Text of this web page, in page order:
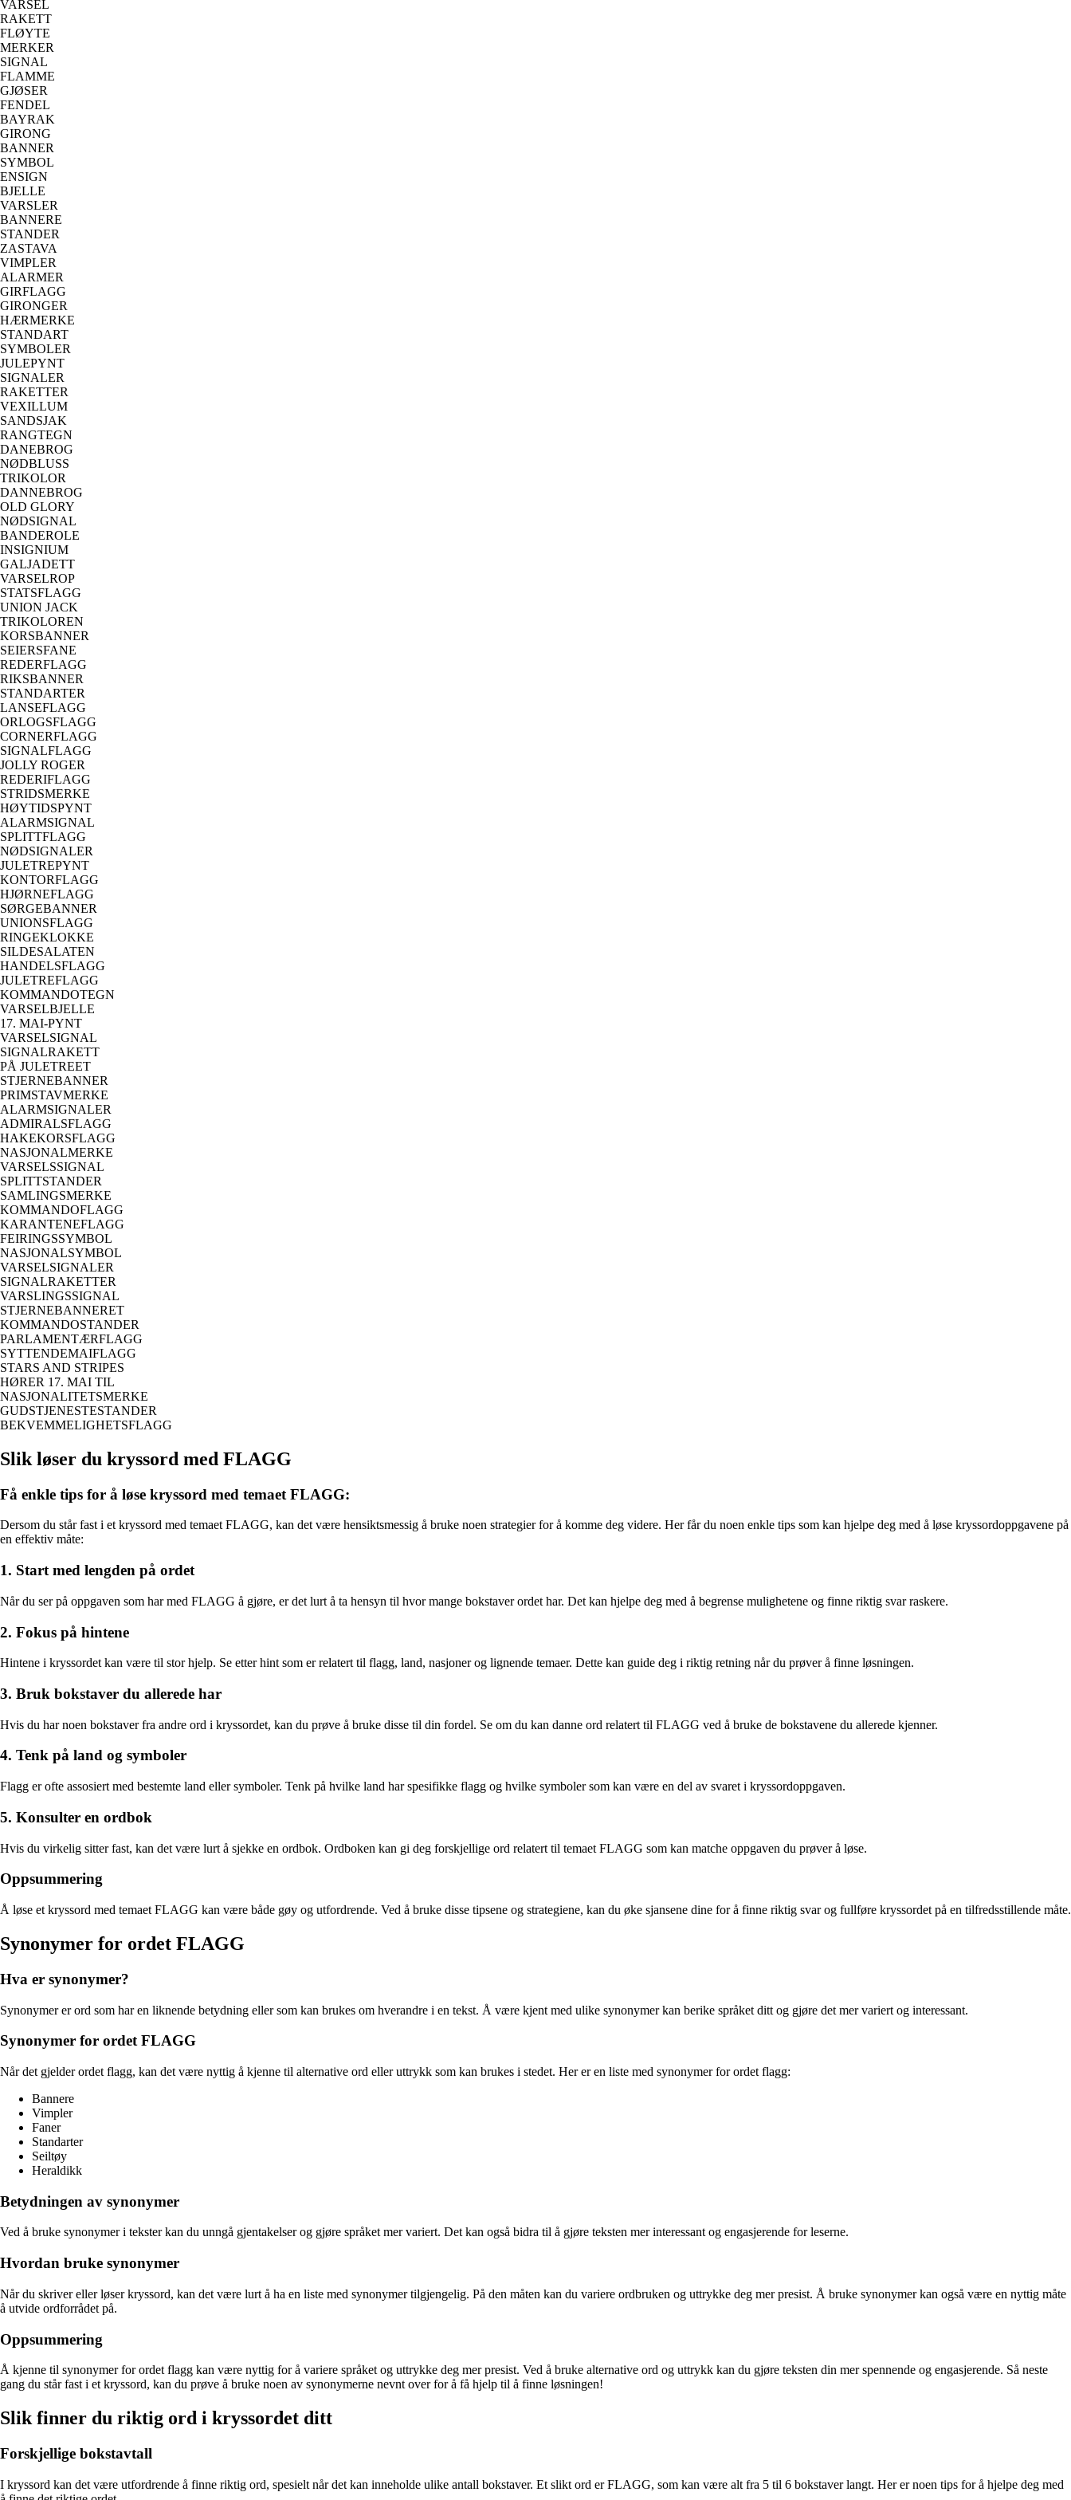
VARSEL
RAKETT
FLØYTE
MERKER
SIGNAL
FLAMME
GJØSER
FENDEL
BAYRAK
GIRONG
BANNER
SYMBOL
ENSIGN
BJELLE
VARSLER
BANNERE
STANDER
ZASTAVA
VIMPLER
ALARMER
GIRFLAGG
GIRONGER
HÆRMERKE
STANDART
SYMBOLER
JULEPYNT
SIGNALER
RAKETTER
VEXILLUM
SANDSJAK
RANGTEGN
DANEBROG
NØDBLUSS
TRIKOLOR
DANNEBROG
OLD GLORY
NØDSIGNAL
BANDEROLE
INSIGNIUM
GALJADETT
VARSELROP
STATSFLAGG
UNION JACK
TRIKOLOREN
KORSBANNER
SEIERSFANE
REDERFLAGG
RIKSBANNER
STANDARTER
LANSEFLAGG
ORLOGSFLAGG
CORNERFLAGG
SIGNALFLAGG
JOLLY ROGER
REDERIFLAGG
STRIDSMERKE
HØYTIDSPYNT
ALARMSIGNAL
SPLITTFLAGG
NØDSIGNALER
JULETREPYNT
KONTORFLAGG
HJØRNEFLAGG
SØRGEBANNER
UNIONSFLAGG
RINGEKLOKKE
SILDESALATEN
HANDELSFLAGG
JULETREFLAGG
KOMMANDOTEGN
VARSELBJELLE
17. MAI-PYNT
VARSELSIGNAL
SIGNALRAKETT
PÅ JULETREET
STJERNEBANNER
PRIMSTAVMERKE
ALARMSIGNALER
ADMIRALSFLAGG
HAKEKORSFLAGG
NASJONALMERKE
VARSELSSIGNAL
SPLITTSTANDER
SAMLINGSMERKE
KOMMANDOFLAGG
KARANTENEFLAGG
FEIRINGSSYMBOL
NASJONALSYMBOL
VARSELSIGNALER
SIGNALRAKETTER
VARSLINGSSIGNAL
STJERNEBANNERET
KOMMANDOSTANDER
PARLAMENTÆRFLAGG
SYTTENDEMAIFLAGG
STARS AND STRIPES
HØRER 17. MAI TIL
NASJONALITETSMERKE
GUDSTJENESTESTANDER
BEKVEMMELIGHETSFLAGG
Slik løser du kryssord med FLAGG
Få enkle tips for å løse kryssord med temaet FLAGG:
Dersom du står fast i et kryssord med temaet FLAGG, kan det være hensiktsmessig å bruke noen strategier for å komme deg videre. Her får du noen enkle tips som kan hjelpe deg med å løse kryssordoppgavene på
en effektiv måte:
1. Start med lengden på ordet
Når du ser på oppgaven som har med FLAGG å gjøre, er det lurt å ta hensyn til hvor mange bokstaver ordet har. Det kan hjelpe deg med å begrense mulighetene og finne riktig svar raskere.
2. Fokus på hintene
Hintene i kryssordet kan være til stor hjelp. Se etter hint som er relatert til flagg, land, nasjoner og lignende temaer. Dette kan guide deg i riktig retning når du prøver å finne løsningen.
3. Bruk bokstaver du allerede har
Hvis du har noen bokstaver fra andre ord i kryssordet, kan du prøve å bruke disse til din fordel. Se om du kan danne ord relatert til FLAGG ved å bruke de bokstavene du allerede kjenner.
4. Tenk på land og symboler
Flagg er ofte assosiert med bestemte land eller symboler. Tenk på hvilke land har spesifikke flagg og hvilke symboler som kan være en del av svaret i kryssordoppgaven.
5. Konsulter en ordbok
Hvis du virkelig sitter fast, kan det være lurt å sjekke en ordbok. Ordboken kan gi deg forskjellige ord relatert til temaet FLAGG som kan matche oppgaven du prøver å løse.
Oppsummering
Å løse et kryssord med temaet FLAGG kan være både gøy og utfordrende. Ved å bruke disse tipsene og strategiene, kan du øke sjansene dine for å finne riktig svar og fullføre kryssordet på en tilfredsstillende måte.
Synonymer for ordet FLAGG
Hva er synonymer?
Synonymer er ord som har en liknende betydning eller som kan brukes om hverandre i en tekst. Å være kjent med ulike synonymer kan berike språket ditt og gjøre det mer variert og interessant.
Synonymer for ordet FLAGG
Når det gjelder ordet flagg, kan det være nyttig å kjenne til alternative ord eller uttrykk som kan brukes i stedet. Her er en liste med synonymer for ordet flagg:
Bannere
Vimpler
Faner
Standarter
Seiltøy
Heraldikk
Betydningen av synonymer
Ved å bruke synonymer i tekster kan du unngå gjentakelser og gjøre språket mer variert. Det kan også bidra til å gjøre teksten mer interessant og engasjerende for leserne.
Hvordan bruke synonymer
Når du skriver eller løser kryssord, kan det være lurt å ha en liste med synonymer tilgjengelig. På den måten kan du variere ordbruken og uttrykke deg mer presist. Å bruke synonymer kan også være en nyttig måte
å utvide ordforrådet på.
Oppsummering
Å kjenne til synonymer for ordet flagg kan være nyttig for å variere språket og uttrykke deg mer presist. Ved å bruke alternative ord og uttrykk kan du gjøre teksten din mer spennende og engasjerende. Så neste
gang du står fast i et kryssord, kan du prøve å bruke noen av synonymerne nevnt over for å få hjelp til å finne løsningen!
Slik finner du riktig ord i kryssordet ditt
Forskjellige bokstavtall
I kryssord kan det være utfordrende å finne riktig ord, spesielt når det kan inneholde ulike antall bokstaver. Et slikt ord er FLAGG, som kan være alt fra 5 til 6 bokstaver langt. Her er noen tips for å hjelpe deg med